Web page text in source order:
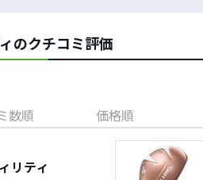
のクチコミ評価
数順 価格順
リティ